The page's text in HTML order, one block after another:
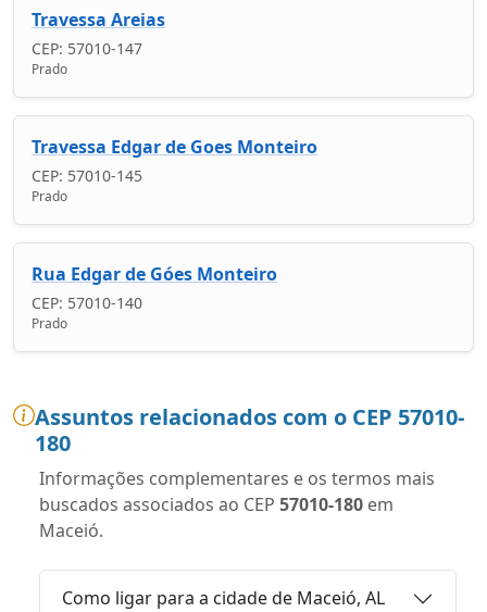
Travessa Areias
CEP: 57010-147
Prado
Travessa Edgar de Goes Monteiro
CEP: 57010-145
Prado
Rua Edgar de Góes Monteiro
CEP: 57010-140
Prado
Assuntos relacionados com o CEP 57010-
180
Informações complementares e os termos mais
buscados associados ao CEP 57010-180 em
Maceió.
Como ligar para a cidade de Maceió, AL